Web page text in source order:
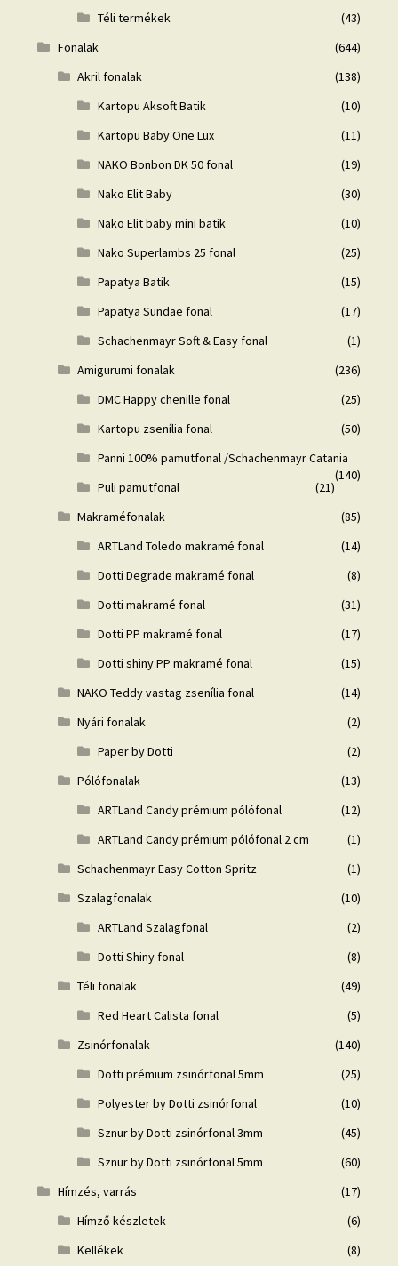
Téli termékek
(43)
Fonalak
(644)
Akril fonalak
(138)
Kartopu Aksoft Batik
(10)
Kartopu Baby One Lux
(11)
NAKO Bonbon DK 50 fonal
(19)
Nako Elit Baby
(30)
Nako Elit baby mini batik
(10)
Nako Superlambs 25 fonal
(25)
Papatya Batik
(15)
Papatya Sundae fonal
(17)
Schachenmayr Soft & Easy fonal
(1)
Amigurumi fonalak
(236)
DMC Happy chenille fonal
(25)
Kartopu zsenília fonal
(50)
Panni 100% pamutfonal /Schachenmayr Catania
(140)
Puli pamutfonal
(21)
Makraméfonalak
(85)
ARTLand Toledo makramé fonal
(14)
Dotti Degrade makramé fonal
(8)
Dotti makramé fonal
(31)
Dotti PP makramé fonal
(17)
Dotti shiny PP makramé fonal
(15)
NAKO Teddy vastag zsenília fonal
(14)
Nyári fonalak
(2)
Paper by Dotti
(2)
Pólófonalak
(13)
ARTLand Candy prémium pólófonal
(12)
ARTLand Candy prémium pólófonal 2 cm
(1)
Schachenmayr Easy Cotton Spritz
(1)
Szalagfonalak
(10)
ARTLand Szalagfonal
(2)
Dotti Shiny fonal
(8)
Téli fonalak
(49)
Red Heart Calista fonal
(5)
Zsinórfonalak
(140)
Dotti prémium zsinórfonal 5mm
(25)
Polyester by Dotti zsinórfonal
(10)
Sznur by Dotti zsinórfonal 3mm
(45)
Sznur by Dotti zsinórfonal 5mm
(60)
Hímzés, varrás
(17)
Hímző készletek
(6)
Kellékek
(8)